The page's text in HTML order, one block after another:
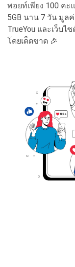
พอยท์เพียง 100 คะ
5GB นาน 7 วัน มูล
TrueYou และเว็บ
โดยเด็ดขาด 🎉